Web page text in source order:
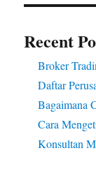
Recent
Broker
Daftar
Bagaimana
Cara
Konsultan